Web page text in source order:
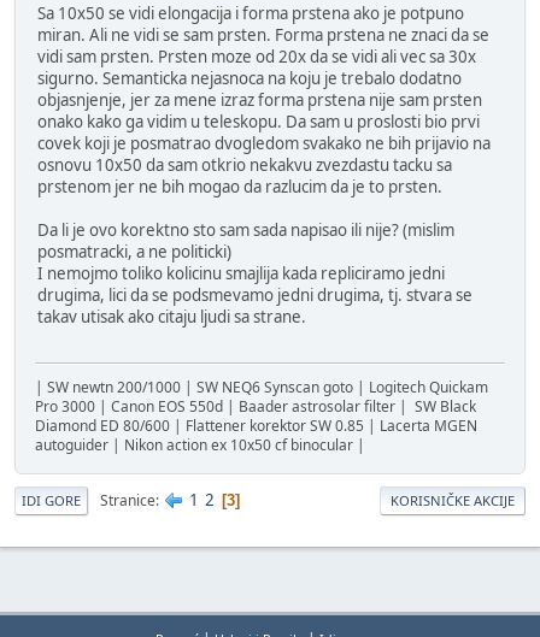
Sa 10x50 se vidi elongacija i forma prstena ako je potpuno
miran. Ali ne vidi se sam prsten. Forma prstena ne znaci da se
vidi sam prsten. Prsten moze od 20x da se vidi ali vec sa 30x
sigurno. Semanticka nejasnoca na koju je trebalo dodatno
objasnjenje, jer za mene izraz forma prstena nije sam prsten
onako kako ga vidim u teleskopu. Da sam u proslosti bio prvi
covek koji je posmatrao dvogledom svakako ne bih prijavio na
osnovu 10x50 da sam otkrio nekakvu zvezdastu tacku sa
prstenom jer ne bih mogao da razlucim da je to prsten.
Da li je ovo korektno sto sam sada napisao ili nije? (mislim
posmatracki, a ne politicki)
I nemojmo toliko kolicinu smajlija kada repliciramo jedni
drugima, lici da se podsmevamo jedni drugima, tj. stvara se
takav utisak ako citaju ljudi sa strane.
| SW newtn 200/1000 | SW NEQ6 Synscan goto | Logitech Quickam
Pro 3000 | Canon EOS 550d | Baader astrosolar filter | SW Black
Diamond ED 80/600 | Flattener korektor SW 0.85 | Lacerta MGEN
autoguider | Nikon action ex 10x50 cf binocular |
IDI GORE Stranice 1 2 3 KORISNIČKE AKCIJE